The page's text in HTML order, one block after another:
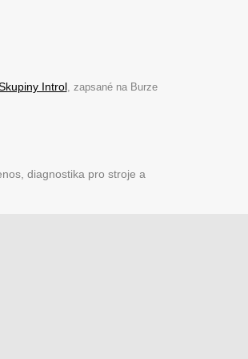
Introl, zapsané na Burze
diagnostika pro stroje a